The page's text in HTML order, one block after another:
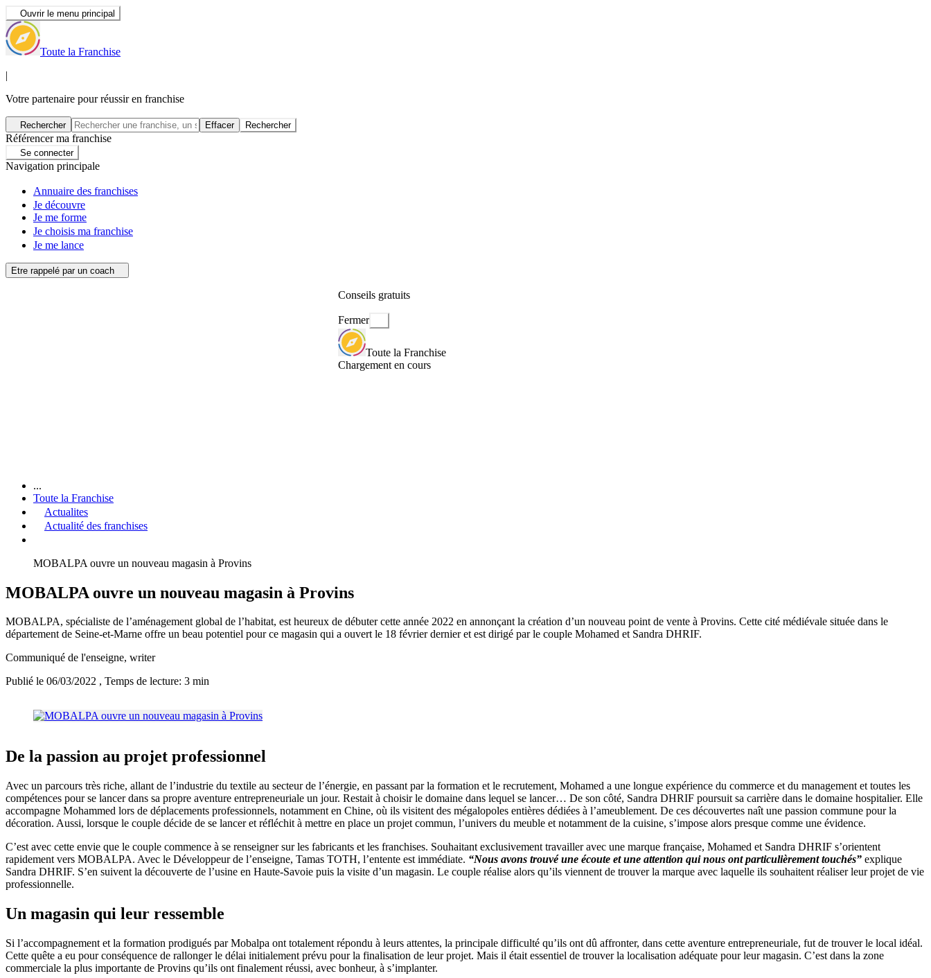
Ouvrir le menu principal
Toute la Franchise
|
Votre partenaire pour réussir en franchise
Rechercher Effacer Rechercher
Référencer ma franchise
Se connecter
Navigation principale
Annuaire des franchises
Je découvre
Je me forme
Je choisis ma franchise
Je me lance
Etre rappelé par un coach
Conseils gratuits
Fermer
Toute la Franchise
Chargement en cours
...
Toute la Franchise
Actualites
Actualité des franchises
MOBALPA ouvre un nouveau magasin à Provins
MOBALPA ouvre un nouveau magasin à Provins
MOBALPA, spécialiste de l’aménagement global de l’habitat, est heureux de débuter cette année 2022 en annonçant la création d’un nouveau point de vente à Provins. Cette cité médiévale située dans le
département de Seine-et-Marne offre un beau potentiel pour ce magasin qui a ouvert le 18 février dernier et est dirigé par le couple Mohamed et Sandra DHRIF.
Communiqué de l'enseigne, writer
Publié le 06/03/2022 , Temps de lecture: 3 min
De la passion au projet professionnel
Avec un parcours très riche, allant de l’industrie du textile au secteur de l’énergie, en passant par la formation et le recrutement, Mohamed a une longue expérience du commerce et du management et toutes les
compétences pour se lancer dans sa propre aventure entrepreneuriale un jour. Restait à choisir le domaine dans lequel se lancer… De son côté, Sandra DHRIF poursuit sa carrière dans le domaine hospitalier. Elle
accompagne Mohammed lors de déplacements professionnels, notamment en Chine, où ils visitent des mégalopoles entières dédiées à l’ameublement. De ces découvertes naît une passion commune pour la
décoration. Aussi, lorsque le couple décide de se lancer et réfléchit à mettre en place un projet commun, l’univers du meuble et notamment de la cuisine, s’impose alors presque comme une évidence.
C’est avec cette envie que le couple commence à se renseigner sur les fabricants et les franchises. Souhaitant exclusivement travailler avec une marque française, Mohamed et Sandra DHRIF s’orientent
rapidement vers MOBALPA. Avec le Développeur de l’enseigne, Tamas TOTH, l’entente est immédiate. “Nous avons trouvé une écoute et une attention qui nous ont particulièrement touchés” explique
Sandra DHRIF. S’en suivent la découverte de l’usine en Haute-Savoie puis la visite d’un magasin. Le couple réalise alors qu’ils viennent de trouver la marque avec laquelle ils souhaitent réaliser leur projet de vie
professionnelle.
Un magasin qui leur ressemble
Si l’accompagnement et la formation prodigués par Mobalpa ont totalement répondu à leurs attentes, la principale difficulté qu’ils ont dû affronter, dans cette aventure entrepreneuriale, fut de trouver le local idéal.
Cette quête a eu pour conséquence de rallonger le délai initialement prévu pour la finalisation de leur projet. Mais il était essentiel de trouver la localisation adéquate pour leur magasin. C’est dans la zone
commerciale la plus importante de Provins qu’ils ont finalement réussi, avec bonheur, à s’implanter.